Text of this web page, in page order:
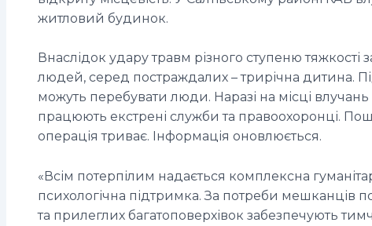
житловий будинок.
Внаслідок удару травм різного ступеню
людей, серед постраждалих – трирічна дитина.
можуть перебувати люди. Наразі на місці
працюють екстрені служби та правоохоронці.
операція триває. Інформація оновлюється.
«Всім потерпілим надається комплексна
психологічна підтримка. За потреби мешканців
та прилеглих багатоповерхівок забезпечують